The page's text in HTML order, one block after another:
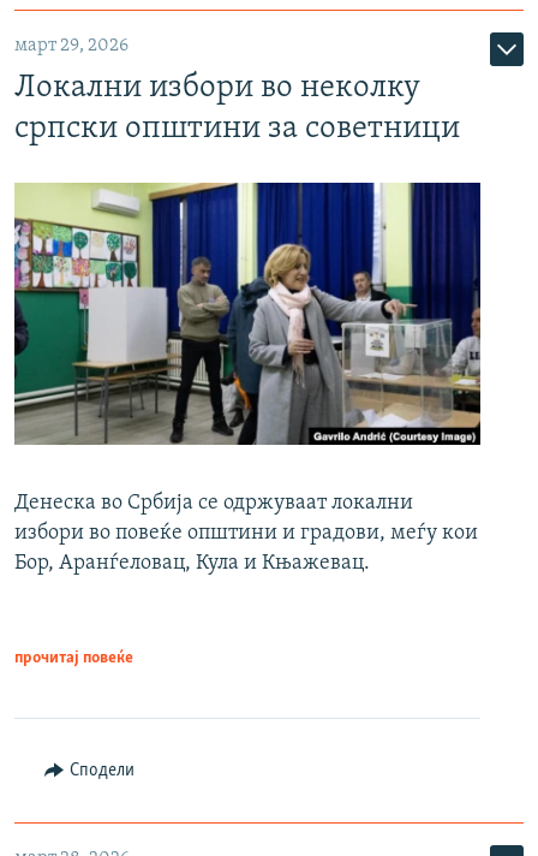
март 29, 2026
Локални избори во неколку
српски општини за советници
Денеска во Србија се одржуваат локални
избори во повеќе општини и градови, меѓу кои
Бор, Аранѓеловац, Кула и Књажевац.
прочитај повеќе
Сподели